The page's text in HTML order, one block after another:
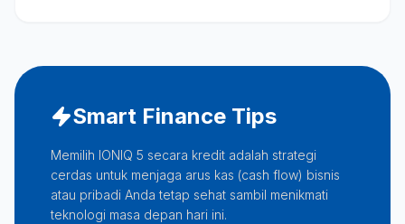
Smart Finance Tips
Memilih IONIQ 5 secara kredit adalah strategi
cerdas untuk menjaga arus kas (cash flow) bisnis
atau pribadi Anda tetap sehat sambil menikmati
teknologi masa depan hari ini.